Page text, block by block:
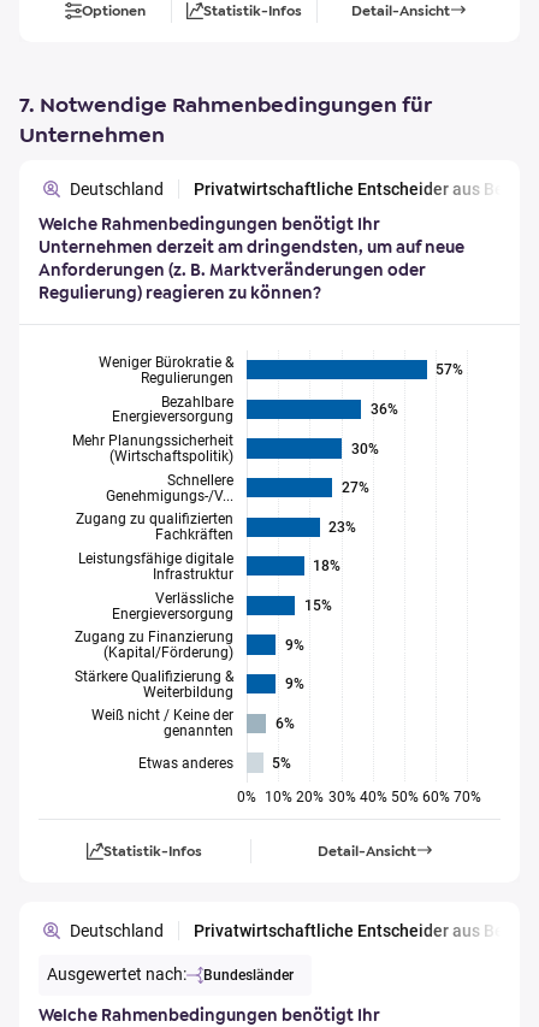
Optionen Statistik-Infos Detail-Ansicht
7. Notwendige Rahmenbedingungen für
Unternehmen
Deutschland Privatwirtschaftliche Entscheider aus Berlin,
Welche Rahmenbedingungen benötigt Ihr
Unternehmen derzeit am dringendsten, um auf neue
Anforderungen (z. B. Marktveränderungen oder
Regulierung) reagieren zu können?
0% 10% 20% 30% 40% 50% 60% 70%
57%
36%
30%
27%
23%
18%
15%
9%
9%
6%
5%
Weniger Bürokratie &
Regulierungen
Bezahlbare
Energieversorgung
Mehr Planungssicherheit
(Wirtschaftspolitik)
Schnellere
Genehmigungs-/V...
Zugang zu qualifizierten
Fachkräften
Leistungsfähige digitale
Infrastruktur
Verlässliche
Energieversorgung
Zugang zu Finanzierung
(Kapital/Förderung)
Stärkere Qualifizierung &
Weiterbildung
Weiß nicht / Keine der
genannten
Etwas anderes
Statistik-Infos Detail-Ansicht
Deutschland Privatwirtschaftliche Entscheider aus Berlin,
Ausgewertet nach: Bundesländer
Welche Rahmenbedingungen benötigt Ihr